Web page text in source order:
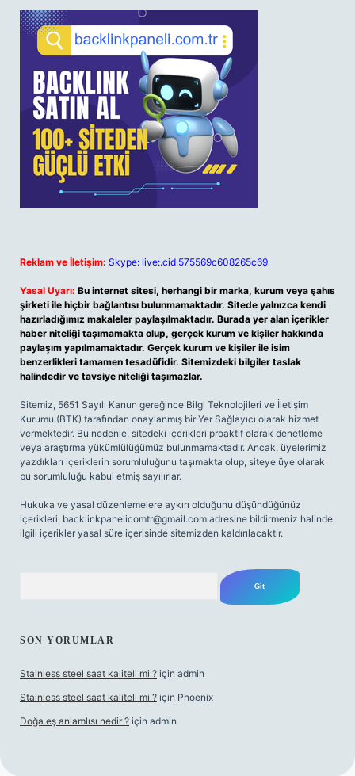
Reklam ve İletişim: Skype: live:.cid.575569c608265c69
Yasal Uyarı: Bu internet sitesi, herhangi bir marka, kurum veya şahıs
şirketi ile hiçbir bağlantısı bulunmamaktadır. Sitede yalnızca kendi
hazırladığımız makaleler paylaşılmaktadır. Burada yer alan içerikler
haber niteliği taşımamakta olup, gerçek kurum ve kişiler hakkında
paylaşım yapılmamaktadır. Gerçek kurum ve kişiler ile isim
benzerlikleri tamamen tesadüfidir. Sitemizdeki bilgiler taslak
halindedir ve tavsiye niteliği taşımazlar.
Sitemiz, 5651 Sayılı Kanun gereğince Bilgi Teknolojileri ve İletişim
Kurumu (BTK) tarafından onaylanmış bir Yer Sağlayıcı olarak hizmet
vermektedir. Bu nedenle, sitedeki içerikleri proaktif olarak denetleme
veya araştırma yükümlülüğümüz bulunmamaktadır. Ancak, üyelerimiz
yazdıkları içeriklerin sorumluluğunu taşımakta olup, siteye üye olarak
bu sorumluluğu kabul etmiş sayılırlar.
Hukuka ve yasal düzenlemelere aykırı olduğunu düşündüğünüz
içerikleri, backlinkpanelicomtr@gmail.com adresine bildirmeniz halinde,
ilgili içerikler yasal süre içerisinde sitemizden kaldırılacaktır.
SON YORUMLAR
Stainless steel saat kaliteli mi ? için admin
Stainless steel saat kaliteli mi ? için Phoenix
Doğa eş anlamlısı nedir ? için admin